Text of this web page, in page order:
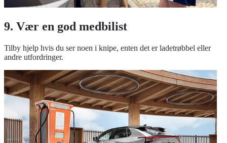
9. Vær en god medbilist
Tilby hjelp hvis du ser noen i knipe, enten det er ladetrøbbel eller
andre utfordringer.